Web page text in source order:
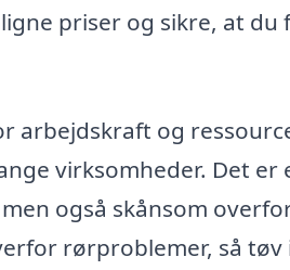
priser og sikre, at
arbejdskraft og
virksomheder. Det
også skånsom
rørproblemer, så